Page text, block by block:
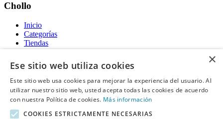
Chollo
Inicio
Categorías
Tiendas
Gratis
Acerca de
Sobre nosotros
Contacto
×
Ese sitio web utiliza cookies
Este sitio web usa cookies para mejorar la experiencia del usuario. Al
utilizar nuestro sitio web, usted acepta todas las cookies de acuerdo
con nuestra Política de cookies. Más información
COOKIES ESTRICTAMENTE NECESARIAS